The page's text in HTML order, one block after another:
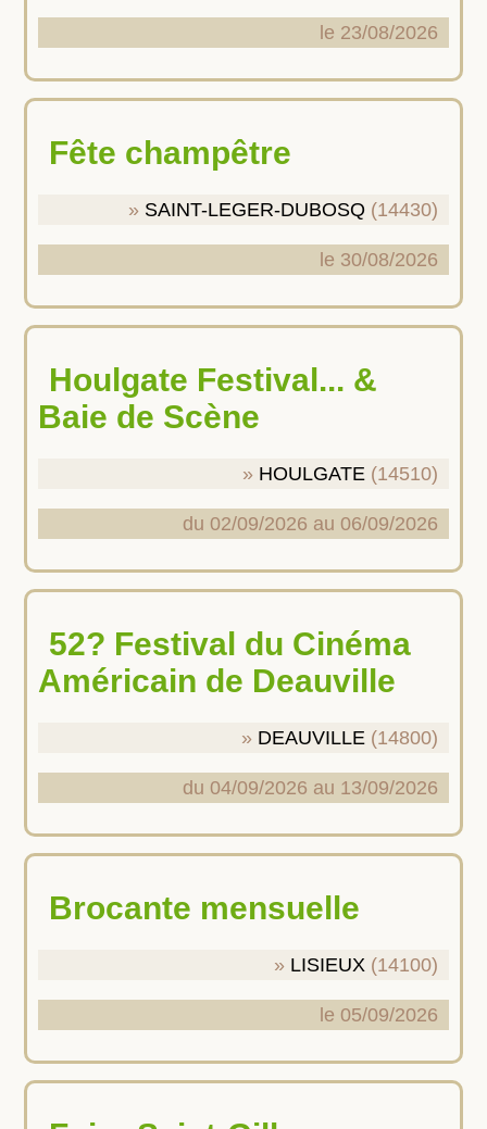
le 23/08/2026
Fête champêtre
SAINT-LEGER-DUBOSQ (14430)
le 30/08/2026
Houlgate Festival... &
Baie de Scène
HOULGATE (14510)
du 02/09/2026 au 06/09/2026
52? Festival du Cinéma
Américain de Deauville
DEAUVILLE (14800)
du 04/09/2026 au 13/09/2026
Brocante mensuelle
LISIEUX (14100)
le 05/09/2026